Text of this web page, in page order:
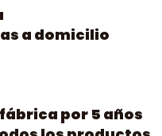
a domicilio
por 5 años